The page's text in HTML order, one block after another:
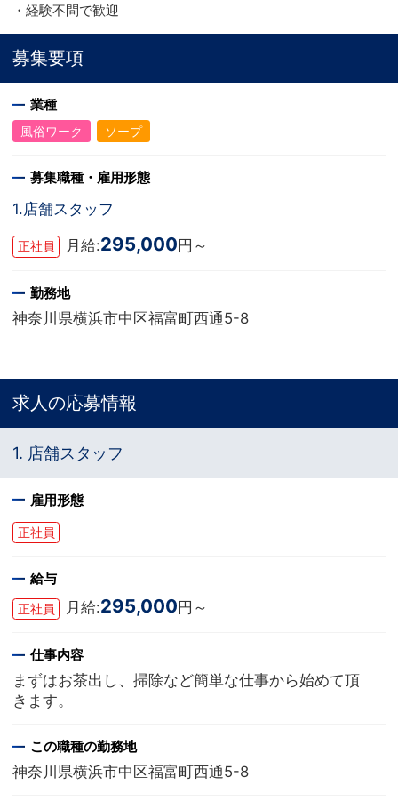
・経験不問で歓迎
募集要項
業種
風俗ワーク ソープ
募集職種・雇用形態
1.店舗スタッフ
正社員 月給:295,000 円～
勤務地
神奈川県横浜市中区福富町西通5-8
求人の応募情報
1. 店舗スタッフ
雇用形態
正社員
給与
正社員 月給:295,000 円～
仕事内容
まずはお茶出し、掃除など簡単な仕事から始めて頂
きます。
この職種の勤務地
神奈川県横浜市中区福富町西通5-8